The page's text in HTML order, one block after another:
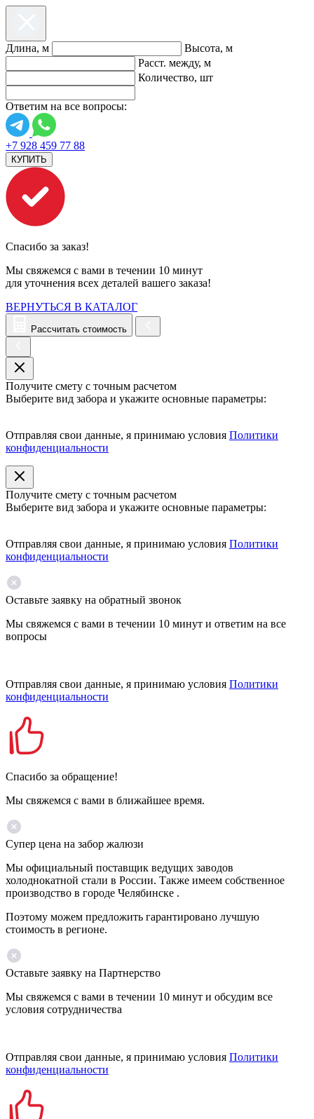
Длина, м
Высота, м
Расст. между, м
Количество, шт
Ответим на все вопросы:
+7 928 459 77 88
КУПИТЬ
Спасибо за заказ!
Мы свяжемся с вами в течении 10 минут
для уточнения всех деталей вашего заказа!
ВЕРНУТЬСЯ В КАТАЛОГ
Рассчитать стоимость
Получите смету с точным расчетом
Выберите вид забора и укажите основные параметры:
Отправляя свои данные, я принимаю условия Политики
конфиденциальности
Получите смету с точным расчетом
Выберите вид забора и укажите основные параметры:
Отправляя свои данные, я принимаю условия Политики
конфиденциальности
Оставьте заявку на обратный звонок
Мы свяжемся с вами в течении 10 минут и ответим на все
вопросы
Отправляя свои данные, я принимаю условия Политики
конфиденциальности
Спасибо за обращение!
Мы свяжемся с вами в ближайшее время.
Супер цена на забор жалюзи
Мы официальный поставщик ведущих заводов
холоднокатной стали в России. Также имеем собственное
производство в городе Челябинске .
Поэтому можем предложить гарантировано лучшую
стоимость в регионе.
Оставьте заявку на Партнерство
Мы свяжемся с вами в течении 10 минут и обсудим все
условия сотрудничества
Отправляя свои данные, я принимаю условия Политики
конфиденциальности